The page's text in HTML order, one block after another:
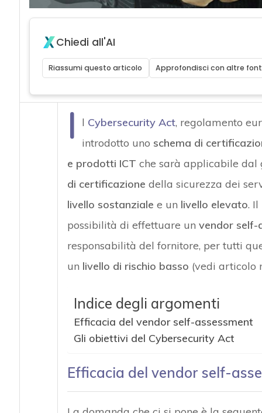
Chiedi all'AI
Riassumi questo articolo Approfondisci con altre
I l Cybersecurity Act, regolamento
introdotto uno schema di
e prodotti ICT che sarà applicabile dal
di certificazione della sicurezza dei
livello sostanziale e un livello elevato.
possibilità di effettuare un vendor self-
responsabilità del fornitore, per tutti
un livello di rischio basso (vedi articolo
Indice degli argomenti
Efficacia del vendor self-assessment
Gli obiettivi del Cybersecurity Act
Efficacia del vendor self-